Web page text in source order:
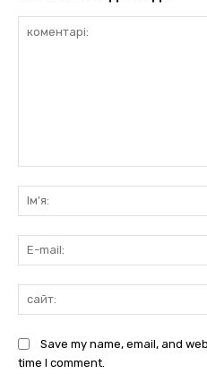
Save my name, email, and
time I comment.